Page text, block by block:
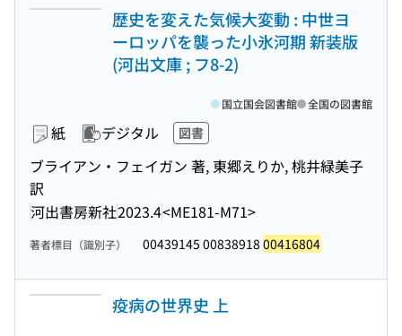
歴史を変えた気候大変動 : 中世ヨ
ーロッパを襲った小氷河期 新装版
(河出文庫 ; フ8-2)
紙 デジタル 図書
ブライアン・フェイガン 著, 東郷えりか, 桃井緑美子
訳
河出書房新社2023.4<ME181-M71>
国立国会図書館 全国の図書館
著者標目（識別子） 00439145 00838918 00416804
疫病の世界史 上